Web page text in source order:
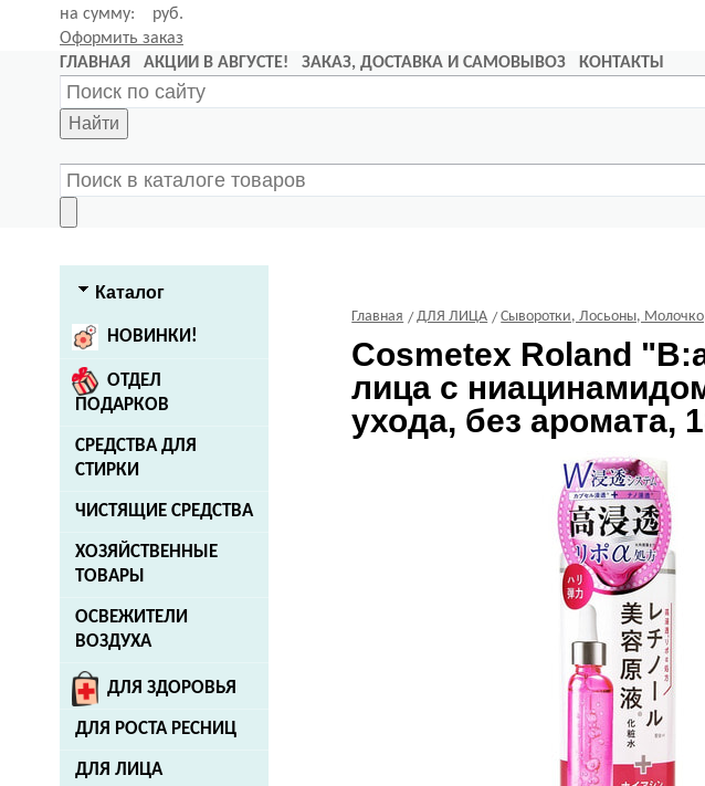
на сумму:
руб.
Оформить заказ
ГЛАВНАЯ
АКЦИИ В АВГУСТЕ! ЗАКАЗ, ДОСТАВКА И САМОВЫВОЗ КОНТАКТЫ
Найти
Каталог
НОВИНКИ!
ОТДЕЛ
ПОДАРКОВ
СРЕДСТВА ДЛЯ
СТИРКИ
ЧИСТЯЩИЕ СРЕДСТВА
ХОЗЯЙСТВЕННЫЕ
ТОВАРЫ
ОСВЕЖИТЕЛИ
ВОЗДУХА
ДЛЯ ЗДОРОВЬЯ
ДЛЯ РОСТА РЕСНИЦ
ДЛЯ ЛИЦА
Главная ДЛЯ ЛИЦА Сыворотки, Лосьоны,
Cosmetex Roland
лица с
ухода, без аромата,